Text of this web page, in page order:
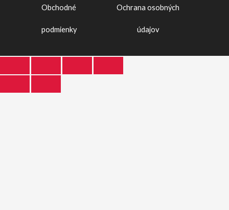
Obchodné
podmienky
Ochrana osobných
údajov